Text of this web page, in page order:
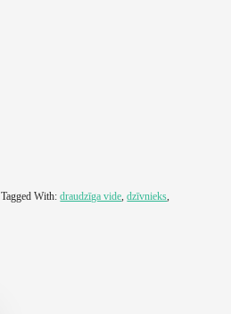
Tagged With:draudzīga vide,dzīvnieks,